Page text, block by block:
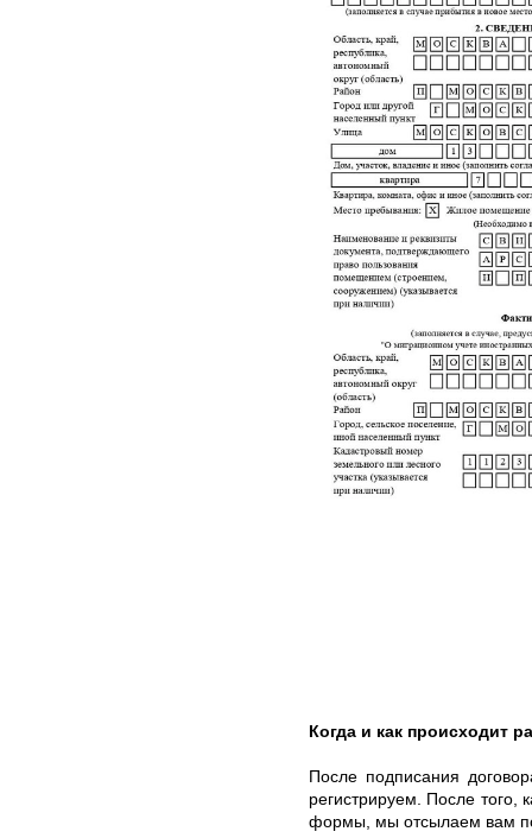
Когда и как происходит
После подписания
регистрируем. После того,
формы, мы отсылаем вам